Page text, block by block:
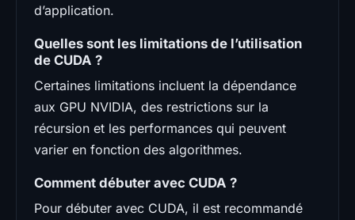
d’application.
Quelles sont les limitations de l’utilisation
de CUDA ?
Certaines limitations incluent la dépendance
aux GPU NVIDIA, des restrictions sur la
récursion et les performances qui peuvent
varier en fonction des algorithmes.
Comment débuter avec CUDA ?
Pour débuter avec CUDA, il est recommandé